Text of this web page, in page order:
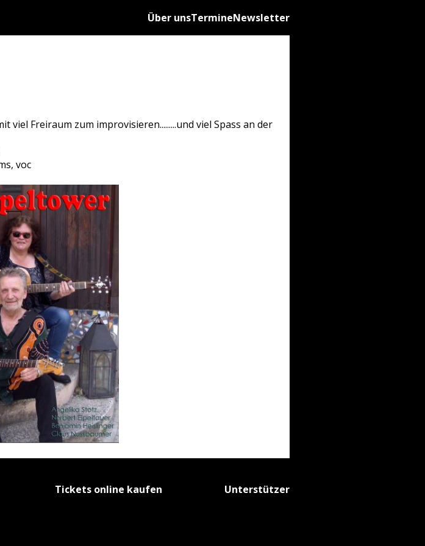
Über unsTermineNewsletter
viel Freiraum zum improvisieren.........und viel Spass an der
voc
Tickets online kaufen Unterstützer